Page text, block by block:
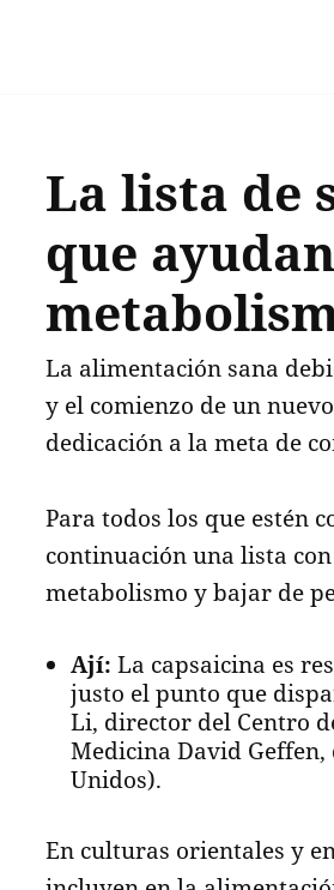
La lista de
que
La alimentación sana
y el comienzo de un
dedicación a la meta de
Para todos los que estén
continuación una lista
metabolismo y bajar de
Ají:La capsaicina es
justo el punto que
Li, director del Centro
Medicina David
Unidos).
En culturas orientales y